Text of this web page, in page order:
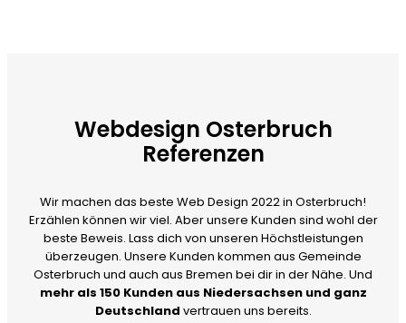
Webdesign Osterbruch
Referenzen
Wir machen das beste Web Design 2022 in Osterbruch!
Erzählen können wir viel. Aber unsere Kunden sind wohl der
beste Beweis. Lass dich von unseren Höchstleistungen
überzeugen. Unsere Kunden kommen aus Gemeinde
Osterbruch und auch aus Bremen bei dir in der Nähe. Und
mehr als 150 Kunden aus Niedersachsen und ganz
Deutschland vertrauen uns bereits.